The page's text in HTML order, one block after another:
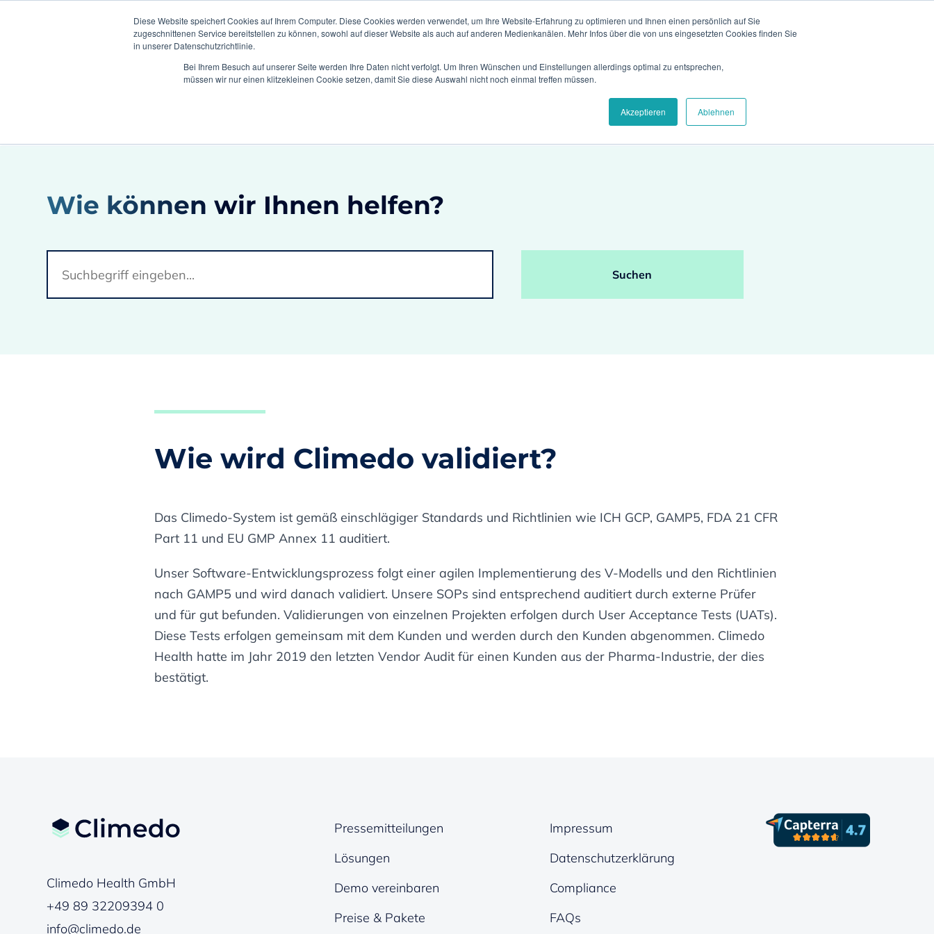
Diese Website speichert Cookies auf Ihrem Computer. Diese Cookies werden verwendet, um Ihre Website-Erfahrung zu optimieren und Ihnen einen persönlich auf Sie
zugeschnittenen Service bereitstellen zu können, sowohl auf dieser Website als auch auf anderen Medienkanälen. Mehr Infos über die von uns eingesetzten Cookies finden Sie
in unserer Datenschutzrichtlinie.
Bei Ihrem Besuch auf unserer Seite werden Ihre Daten nicht verfolgt. Um Ihren Wünschen und Einstellungen allerdings optimal zu entsprechen,
müssen wir nur einen klitzekleinen Cookie setzen, damit Sie diese Auswahl nicht noch einmal treffen müssen.
Akzeptieren Ablehnen
Events & Webinare Inhalte Presse Blog
Lösungen Branchen Referenzen Karriere Über uns
Wie können wir Ihnen helfen?
Suchen
Wie wird Climedo validiert?
Das Climedo-System ist gemäß einschlägiger Standards und Richtlinien wie ICH GCP, GAMP5, FDA 21 CFR
Part 11 und EU GMP Annex 11 auditiert.
Unser Software-Entwicklungsprozess folgt einer agilen Implementierung des V-Modells und den Richtlinien
nach GAMP5 und wird danach validiert. Unsere SOPs sind entsprechend auditiert durch externe Prüfer
und für gut befunden. Validierungen von einzelnen Projekten erfolgen durch User Acceptance Tests (UATs).
Diese Tests erfolgen gemeinsam mit dem Kunden und werden durch den Kunden abgenommen. Climedo
Health hatte im Jahr 2019 den letzten Vendor Audit für einen Kunden aus der Pharma-Industrie, der dies
bestätigt.
Climedo Health GmbH
+49 89 32209394 0
info@climedo.de
Pressemitteilungen
Lösungen
Demo vereinbaren
Preise & Pakete
Impressum
Datenschutzerklärung
Compliance
FAQs